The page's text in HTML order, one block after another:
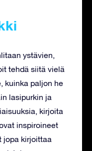
ystävien,
tehdä siitä vielä
kuinka paljon he
lasipurkin ja
kirjoita
inspiroineet
jopa kirjoittaa